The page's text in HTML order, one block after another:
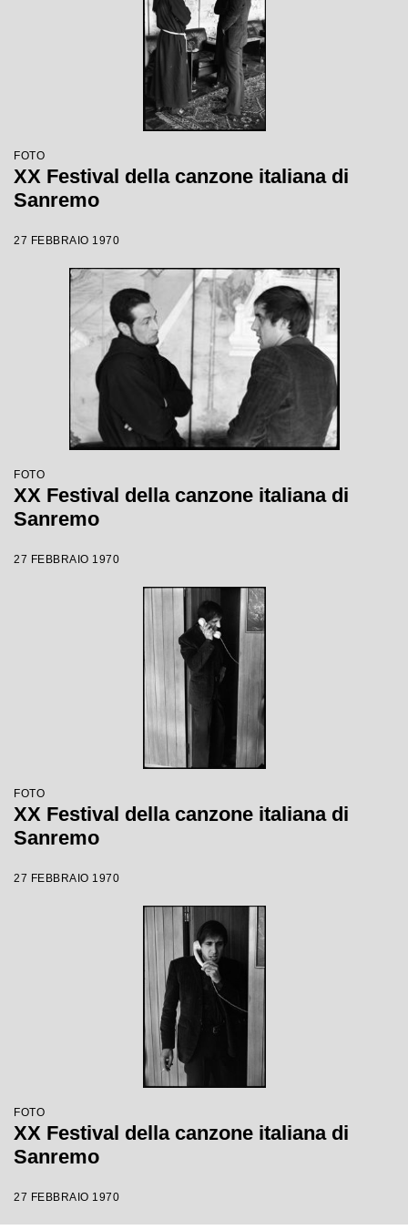
FOTO
XX Festival della canzone italiana di
Sanremo
27 FEBBRAIO 1970
FOTO
XX Festival della canzone italiana di
Sanremo
27 FEBBRAIO 1970
FOTO
XX Festival della canzone italiana di
Sanremo
27 FEBBRAIO 1970
FOTO
XX Festival della canzone italiana di
Sanremo
27 FEBBRAIO 1970